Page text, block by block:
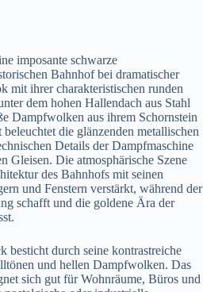
imposante schwarze
Bahnhof bei dramatischer
mit ihrer charakteristischen runden
dem hohen Hallendach aus Stahl
Dampfwolken aus ihrem Schornstein
die glänzenden metallischen
Details der Dampfmaschine
Gleisen. Die atmosphärische Szene
des Bahnhofs mit seinen
und Fenstern verstärkt, während der
schafft und die goldene Ära der
besticht durch seine kontrastreiche
und hellen Dampfwolken. Das
sich gut für Wohnräume, Büros und